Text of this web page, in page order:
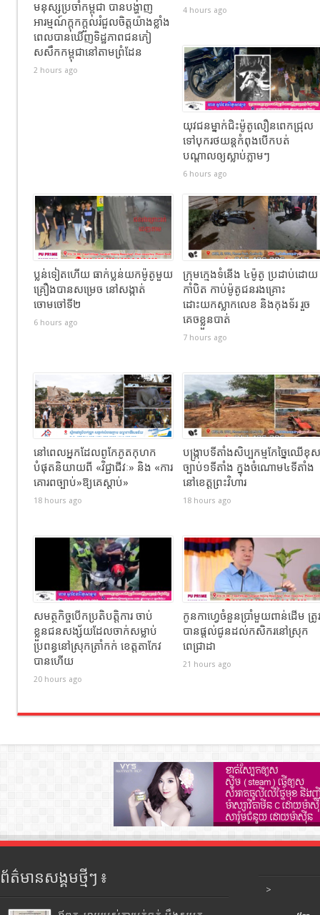
មនុស្សប្រចាំកម្ពុជា បានបង្ហាញ
អារម្មណ៍ក្តុកក្តួលរំជួលចិត្តយ៉ាងខ្លាំង
ពេលបានឃើញទិដ្ឋភាពជនភៀ
សសឹកកម្ពុជានៅតាមព្រំដែន
2 hours ago
4 hours ago
យុវជនម្នាក់ជិះម៉ូតូលឿនពេកជ្រុល
ទៅបុករថយន្តកំពុងបើកបត់
បណ្តាលឲ្យស្លាប់ភ្លាមៗ
6 hours ago
ប្លន់ទៀតហើយ ធាក់ប្លន់យកម៉ូតូមួយ
គ្រឿងបានសម្រេច នៅសង្កាត់
ចោមចៅទី២
6 hours ago
ក្រុមក្មេងទំនើង ៤ម៉ូតូ ប្រដាប់ដោយ
កាំបិត កាប់ម៉ូតូជនរងគ្រោះ
ដោះយកស្លាកលេខ និងកុងទ័រ រួច
គេចខ្លួនបាត់
7 hours ago
នៅពេលអ្នកដែលពូកែភូតកុហក
បំផុតនិយាយពី «វិជ្ជាជីវៈ» និង «ការ
គោរពច្បាប់»ឱ្យគេស្តាប់»
18 hours ago
បង្រ្កាបទីតាំងសិប្បកម្មកែច្នៃឈើខុស
ច្បាប់១ទីតាំង ក្នុងចំណោម៤ទីតាំង
នៅខេត្តព្រះវិហារ
18 hours ago
សមត្ថកិច្ចបើកប្រតិបត្តិការ ចាប់
ខ្លួនជនសង្ស័យដែលចាក់សម្លាប់
ប្រពន្ធនៅស្រុកត្រាំកក់ ខេត្តតាកែវ
បានហេីយ
20 hours ago
កូនកាហ្វេចំនួនប្រាំមួយពាន់ដើម ត្រូ
បានផ្តល់ជូនដល់កសិករនៅស្រុក
ពេជ្រាដា
21 hours ago
ព័ត៌មានសង្គមថ្មីៗ ៖
>